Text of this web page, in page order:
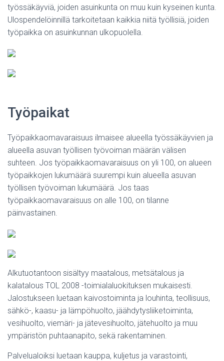
työssäkäyviä, joiden asuinkunta on muu kuin kyseinen kunta.
Ulospendelöinnillä tarkoitetaan kaikkia niitä työllisiä, joiden
työpaikka on asuinkunnan ulkopuolella.
Työpaikat
Työpaikkaomavaraisuus ilmaisee alueella työssäkäyvien ja
alueella asuvan työllisen työvoiman määrän välisen
suhteen. Jos työpaikkaomavaraisuus on yli 100, on alueen
työpaikkojen lukumäärä suurempi kuin alueella asuvan
työllisen työvoiman lukumäärä. Jos taas
työpaikkaomavaraisuus on alle 100, on tilanne
päinvastainen.
Alkutuotantoon sisältyy maatalous, metsätalous ja
kalatalous TOL 2008 -toimialaluokituksen mukaisesti.
Jalostukseen luetaan kaivostoiminta ja louhinta, teollisuus,
sähkö-, kaasu- ja lämpöhuolto, jäähdytysliiketoiminta,
vesihuolto, viemäri- ja jätevesihuolto, jätehuolto ja muu
ympäristön puhtaanapito, sekä rakentaminen.
Palvelualoiksi luetaan kauppa, kuljetus ja varastointi,